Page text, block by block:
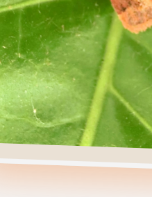
Herkenning
Foto's
Habitat &
Waardplanten